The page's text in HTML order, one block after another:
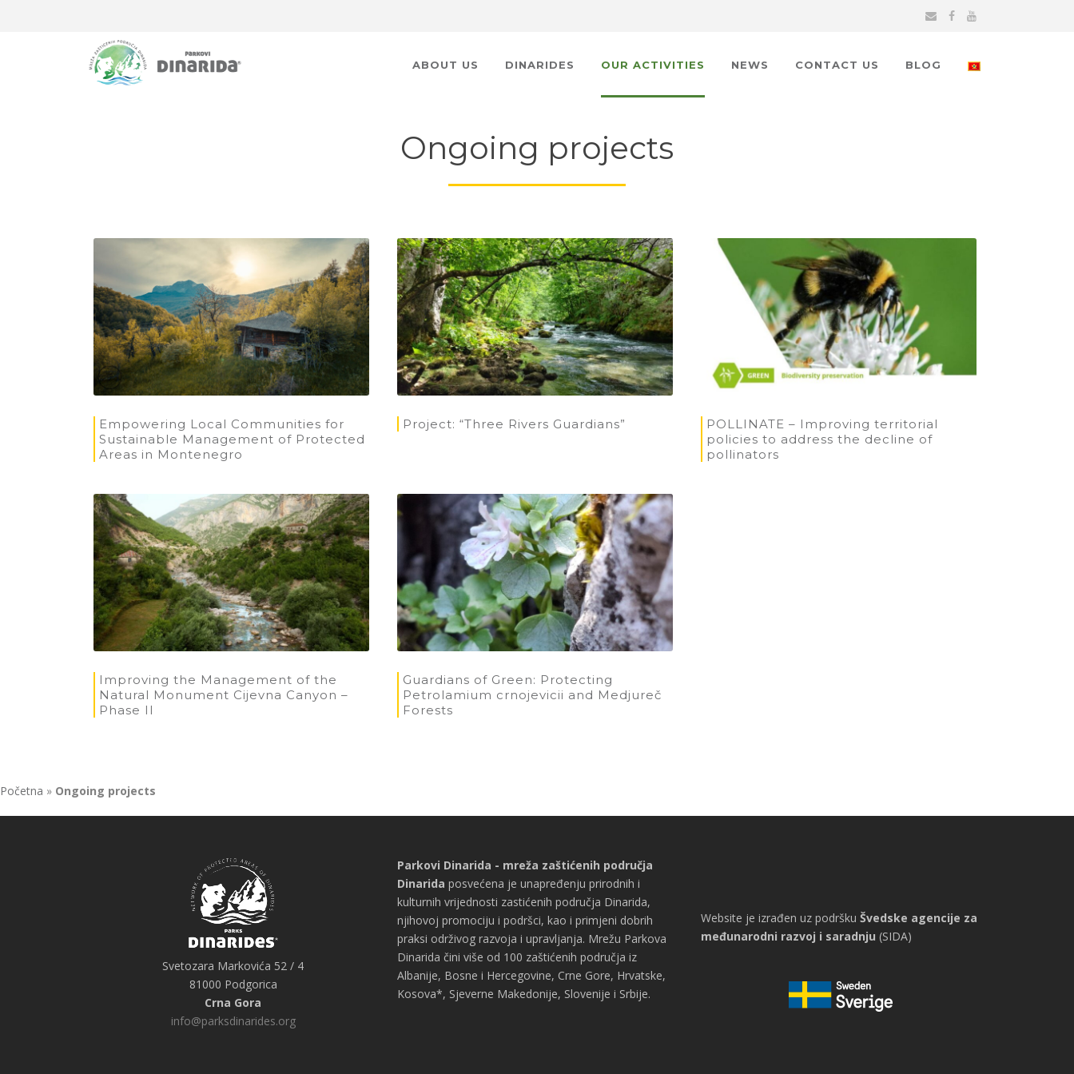
ABOUT US DINARIDES OUR ACTIVITIES NEWS CONTACT US BLOG
Ongoing projects
Empowering Local Communities for
Sustainable Management of Protected
Areas in Montenegro
Project: “Three Rivers Guardians”
POLLINATE – Improving territorial
policies to address the decline of
pollinators
Improving the Management of the
Natural Monument Cijevna Canyon –
Phase II
Guardians of Green: Protecting
Petrolamium crnojevicii and Medjureč
Forests
Početna » Ongoing projects
Svetozara Markovića 52 / 4
81000 Podgorica
Crna Gora
info@parksdinarides.org
Parkovi Dinarida - mreža zaštićenih područja
Dinarida posvećena je unapređenju prirodnih i
kulturnih vrijednosti zastićenih područja Dinarida,
njihovoj promociju i podršci, kao i primjeni dobrih
praksi održivog razvoja i upravljanja. Mrežu Parkova
Dinarida čini više od 100 zaštićenih područja iz
Albanije, Bosne i Hercegovine, Crne Gore, Hrvatske,
Kosova*, Sjeverne Makedonije, Slovenije i Srbije.
Website je izrađen uz podršku Švedske agencije za
međunarodni razvoj i saradnju (SIDA)